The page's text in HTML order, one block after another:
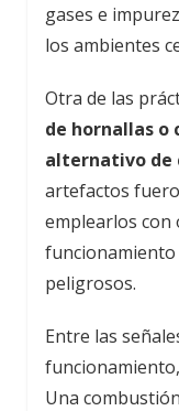
gases e
los ambientes
Otra de las
de hornallas o
alternativo de
artefactos
emplearlos
funcionamiento
peligrosos.
Entre las
funcionamiento,
Una